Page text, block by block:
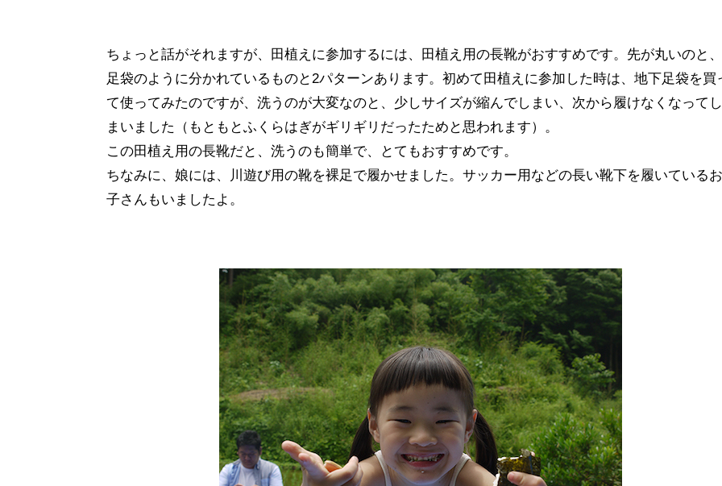
ちょっと話がそれますが、田植えに参加するには、田植え用の長靴がおすすめです。先が丸いのと、
足袋のように分かれているものと2パターンあります。初めて田植えに参加した時は、地下足袋を買
て使ってみたのですが、洗うのが大変なのと、少しサイズが縮んでしまい、次から履けなくなってし
まいました（もともとふくらはぎがギリギリだったためと思われます）。
この田植え用の長靴だと、洗うのも簡単で、とてもおすすめです。
ちなみに、娘には、川遊び用の靴を裸足で履かせました。サッカー用などの長い靴下を履いているお
子さんもいましたよ。